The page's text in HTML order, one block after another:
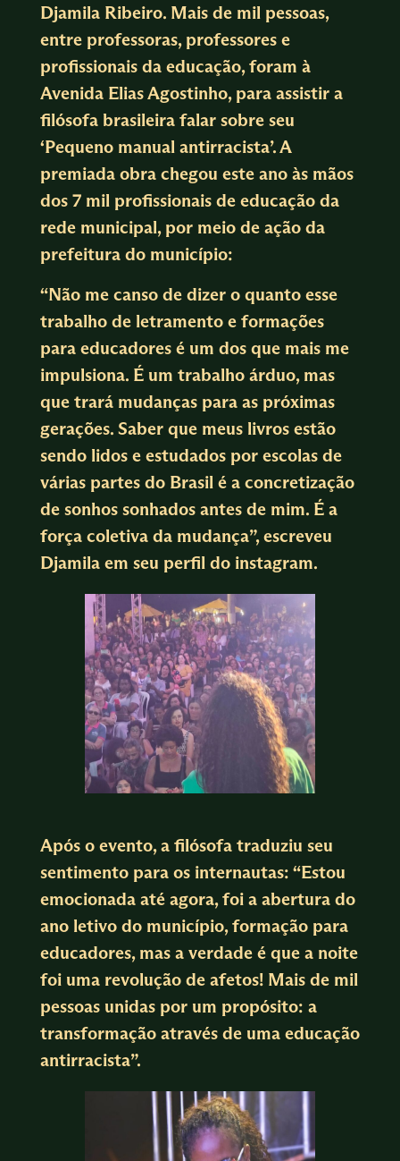
Djamila Ribeiro. Mais de mil pessoas,
entre professoras, professores e
profissionais da educação, foram à
Avenida Elias Agostinho, para assistir a
filósofa brasileira falar sobre seu
‘Pequeno manual antirracista’. A
premiada obra chegou este ano às mãos
dos 7 mil profissionais de educação da
rede municipal, por meio de ação da
prefeitura do município:
“Não me canso de dizer o quanto esse
trabalho de letramento e formações
para educadores é um dos que mais me
impulsiona. É um trabalho árduo, mas
que trará mudanças para as próximas
gerações. Saber que meus livros estão
sendo lidos e estudados por escolas de
várias partes do Brasil é a concretização
de sonhos sonhados antes de mim. É a
força coletiva da mudança”, escreveu
Djamila em seu perfil do instagram.
Após o evento, a filósofa traduziu seu
sentimento para os internautas: “Estou
emocionada até agora, foi a abertura do
ano letivo do município, formação para
educadores, mas a verdade é que a noite
foi uma revolução de afetos! Mais de mil
pessoas unidas por um propósito: a
transformação através de uma educação
antirracista”.